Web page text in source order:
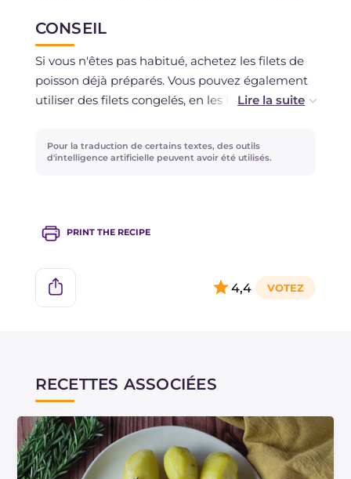
CONSEIL
Si vous n'êtes pas habitué, achetez les filets de
poisson déjà préparés. Vous pouvez également
utiliser des filets congelés, en les laissant
Pour la traduction de certains textes, des outils
d'intelligence artificielle peuvent avoir été utilisés.
PRINT THE RECIPE
4,4
RECETTES ASSOCIÉES